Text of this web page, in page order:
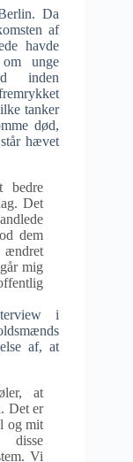
Da
af
havde
unge
inden
tanker
død,
hævet
bedre
Det
dem
ændret
mig
i
af, at
at
Det er
og mit
Vi